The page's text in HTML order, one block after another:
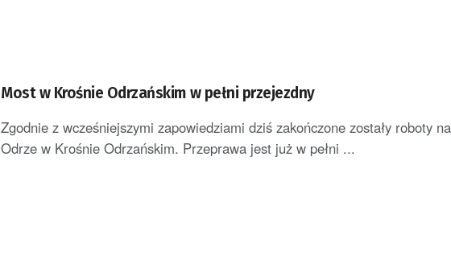
Most w Krośnie Odrzańskim w pełni przejezdny
Zgodnie z wcześniejszymi zapowiedziami dziś zakończone zostały roboty
Odrze w Krośnie Odrzańskim. Przeprawa jest już w pełni ...